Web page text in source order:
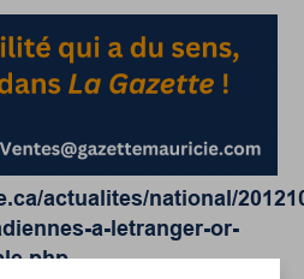
actualites/national/
a-letranger-or-